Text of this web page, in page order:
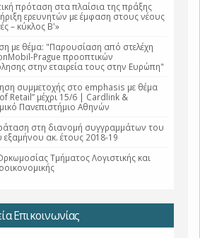
πρόταση στα πλαίσια της πράξης
ερευνητών με έμφαση στους νέους
– κύκλος Β'»
με θέμα: "Παρουσίαση από στελέχη
Prague προοπτικών
στην εταιρεία τους στην Ευρώπη"
συμμετοχής στο emphasis με θέμα
Retail” μέχρι 15/6 | Cardlink &
Πανεπιστήμιο Αθηνών
στη διανομή συγγραμμάτων του
εξαμήνου ακ. έτους 2018-19
Τμήματος Λογιστικής και
Επικοινωνίας